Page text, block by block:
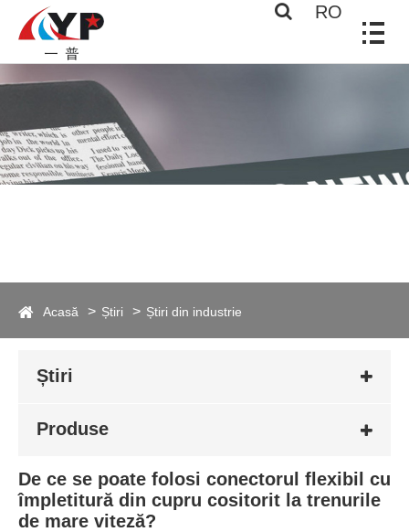
RO
Acasă Știri Știri din industrie
Știri
Produse
De ce se poate folosi conectorul flexibil cu
împletitură din cupru cositorit la trenurile
de mare viteză?